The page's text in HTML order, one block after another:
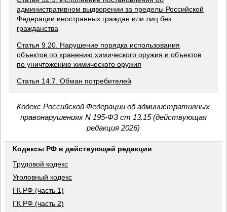
административном выдворении за пределы Российской
Федерации иностранных граждан или лиц без
гражданства
Статья 9.20. Нарушение порядка использования
объектов по хранению химического оружия и объектов
по уничтожению химического оружия
Статья 14.7. Обман потребителей
Кодекс Российской Федерации об административных
правонарушениях N 195-ФЗ ст 13.15 (действующая
редакция 2026)
Кодексы РФ в действующей редакции
Трудовой кодекс
Уголовный кодекс
ГК РФ (часть 1)
ГК РФ (часть 2)